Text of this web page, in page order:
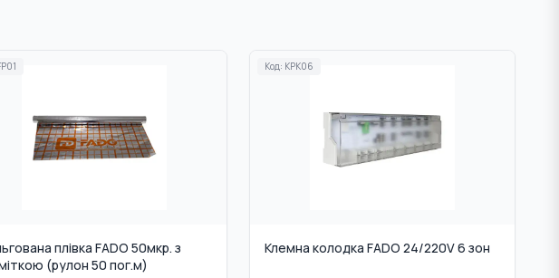
плівка FADO 50мкр. з
(рулон 50 пог.м)
Код: KPK06
Клемна колодка FADO 24/220V 6 зон